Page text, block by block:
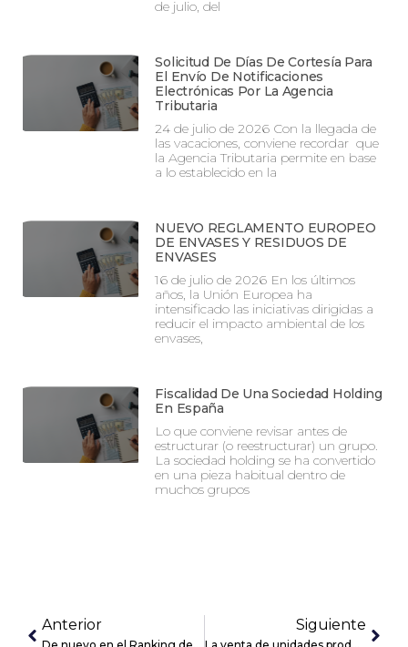
de julio, del
Solicitud De Días De Cortesía Para
El Envío De Notificaciones
Electrónicas Por La Agencia
Tributaria
24 de julio de 2026 Con la llegada de
las vacaciones, conviene recordar que
la Agencia Tributaria permite en base
a lo establecido en la
NUEVO REGLAMENTO EUROPEO
DE ENVASES Y RESIDUOS DE
ENVASES
16 de julio de 2026 En los últimos
años, la Unión Europea ha
intensificado las iniciativas dirigidas a
reducir el impacto ambiental de los
envases,
Fiscalidad De Una Sociedad Holding
En España
Lo que conviene revisar antes de
estructurar (o reestructurar) un grupo.
La sociedad holding se ha convertido
en una pieza habitual dentro de
muchos grupos
Anterior Siguiente